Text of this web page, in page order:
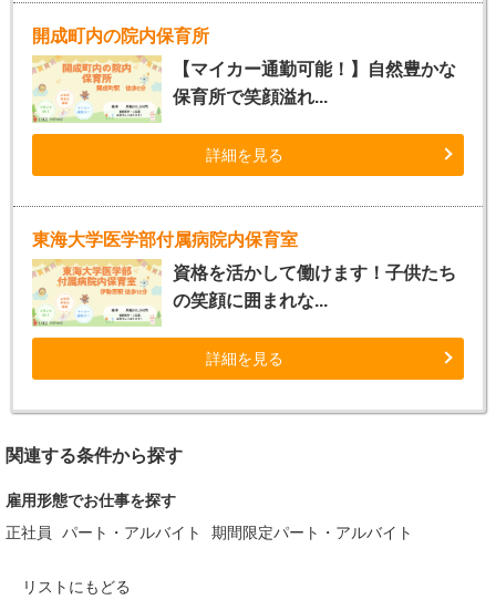
開成町内の院内保育所
【マイカー通勤可能！】自然豊かな
保育所で笑顔溢れ...
詳細を見る
東海大学医学部付属病院内保育室
資格を活かして働けます！子供たち
の笑顔に囲まれな...
詳細を見る
関連する条件から探す
雇用形態でお仕事を探す
正社員
パート・アルバイト 期間限定パート・アルバイト
リストにもどる